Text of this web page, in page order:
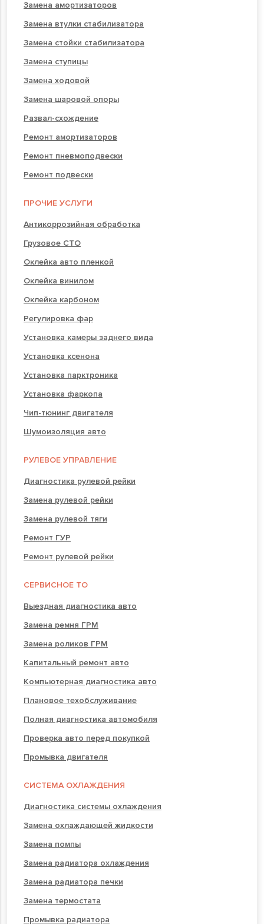
Замена амортизаторов
Замена втулки стабилизатора
Замена стойки стабилизатора
Замена ступицы
Замена ходовой
Замена шаровой опоры
Развал-схождение
Ремонт амортизаторов
Ремонт пневмоподвески
Ремонт подвески
ПРОЧИЕ УСЛУГИ
Антикоррозийная обработка
Грузовое СТО
Оклейка авто пленкой
Оклейка винилом
Оклейка карбоном
Регулировка фар
Установка камеры заднего вида
Установка ксенона
Установка парктроника
Установка фаркопа
Чип-тюнинг двигателя
Шумоизоляция авто
РУЛЕВОЕ УПРАВЛЕНИЕ
Диагностика рулевой рейки
Замена рулевой рейки
Замена рулевой тяги
Ремонт ГУР
Ремонт рулевой рейки
СЕРВИСНОЕ ТО
Выездная диагностика авто
Замена ремня ГРМ
Замена роликов ГРМ
Капитальный ремонт авто
Компьютерная диагностика авто
Плановое техобслуживание
Полная диагностика автомобиля
Проверка авто перед покупкой
Промывка двигателя
СИСТЕМА ОХЛАЖДЕНИЯ
Диагностика системы охлаждения
Замена охлаждающей жидкости
Замена помпы
Замена радиатора охлаждения
Замена радиатора печки
Замена термостата
Промывка радиатора